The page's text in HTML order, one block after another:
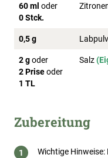
60 ml oder
0 Stck.
0,5 g
2 goder
2 Priseoder
1 TL
Salz
Zubereitung
Wichtige Hinweise: